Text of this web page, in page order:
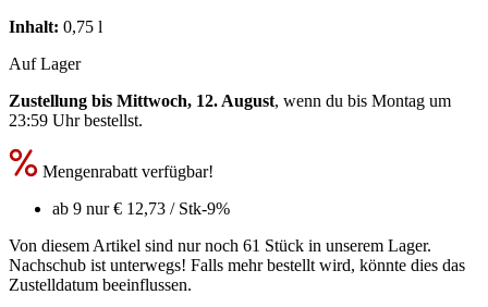
Inhalt: 0,75 l
Auf Lager
Zustellung bis Mittwoch, 12. August, wenn du bis Montag um
23:59 Uhrbestellst.
Mengenrabatt verfügbar!
ab 9 nur€ 12,73 / Stk-9%
Von diesem Artikel sind nur noch 61 Stück in unserem Lager.
Nachschub ist unterwegs! Falls mehr bestellt wird, könnte dies das
Zustelldatum beeinflussen.